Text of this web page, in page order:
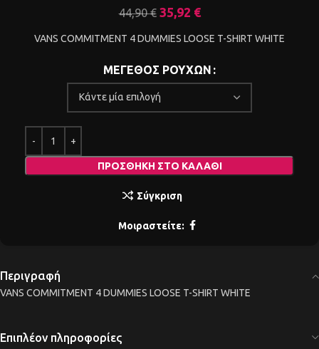
44,90€ 35,92 €
VANS COMMITMENT 4 DUMMIES LOOSE T-SHIRT WHITE
ΜΕΓΕΘΟΣ ΡΟΥΧΩΝ
ΠΡΟΣΘΉΚΗ ΣΤΟ ΚΑΛΆΘΙ
Σύγκριση
Μοιραστείτε:
Περιγραφή
VANS COMMITMENT 4 DUMMIES LOOSE T-SHIRT WHITE
Επιπλέον πληροφορίες